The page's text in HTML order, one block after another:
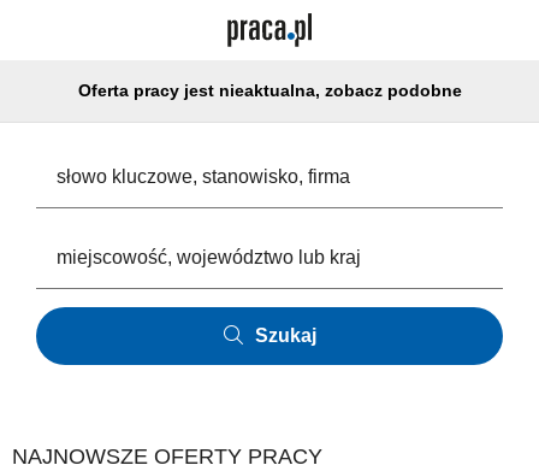
Oferta pracy jest nieaktualna, zobacz podobne
Szukaj
NAJNOWSZE OFERTY PRACY